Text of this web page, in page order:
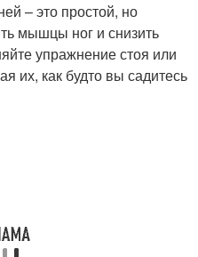
– это простой, но
мышцы ног и снизить
упражнение стоя или
их, как будто вы садитесь